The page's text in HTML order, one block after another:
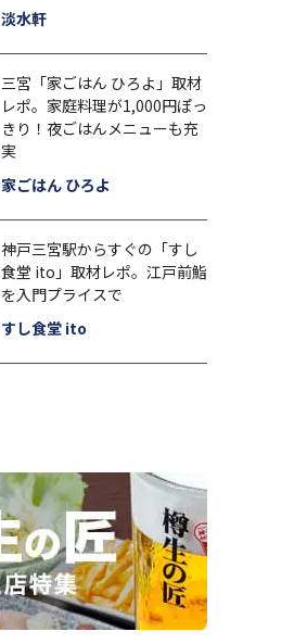
淡水軒
三宮「家ごはん ひろよ」取材
レポ。家庭料理が1,000円ぽっ
きり！夜ごはんメニューも充
実
家ごはん ひろよ
神戸三宮駅からすぐの「すし
食堂 ito」取材レポ。江戸前鮨
を入門プライスで
すし食堂 ito